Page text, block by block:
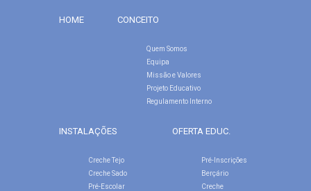
HOME CONCEITO
Quem Somos
Equipa
Missão e Valores
Projeto Educativo
Regulamento Interno
INSTALAÇÕES
Creche Tejo
Creche Sado
Pré-Escolar
OFERTA EDUC.
Pré-Inscrições
Berçário
Creche